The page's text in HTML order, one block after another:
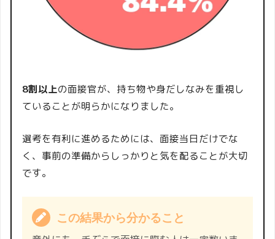
8割以上の面接官が、持ち物や身だしなみを重視し
ていることが明らかになりました。
選考を有利に進めるためには、面接当日だけでな
く、事前の準備からしっかりと気を配ることが大切
です。
この結果から分かること